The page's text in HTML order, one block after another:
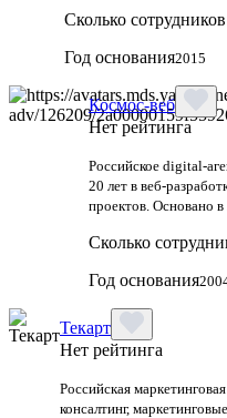
Сколько сотрудников
Год основания2015
Космос-веб
Нет рейтинга
Российское digital-
20 лет в веб-
проектов. Основано в
Сколько
Год основания
Текарт
Нет рейтинга
Российская
консалтинг,